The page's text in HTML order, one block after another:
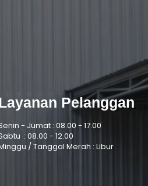
Pelanggan
- Jumat : 08.00 - 17.00
: 08.00 - 12.00
/ Tanggal Merah : Libur